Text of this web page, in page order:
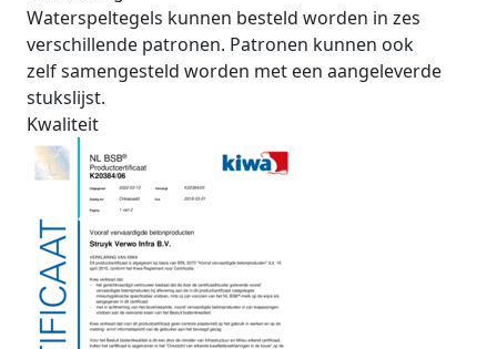
Waterspeltegels kunnen besteld worden in zes
verschillende patronen. Patronen kunnen ook
zelf samengesteld worden met een aangeleverde
stukslijst.
Kwaliteit